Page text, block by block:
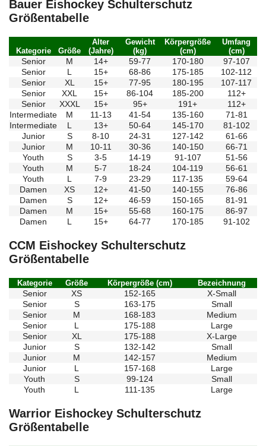
Bauer Eishockey Schulterschutz
Größentabelle
Kategorie Größe
Alter
(Jahre)
Gewicht
(kg)
Körpergröße
(cm)
Umfang
(cm)
Senior M 14+ 59-77 170-180
97-107
Senior
L 15+ 68-86 175-185
102-112
Senior
XL 15+ 77-95 180-195
107-117
Senior
XXL 15+ 86-104 185-200
112+
Senior
XXXL 15+ 95+ 191+
112+
Intermediate
M 11-13 41-54 135-160
71-81
Intermediate
L 13+ 50-64 145-170
81-102
Junior
S 8-10 24-31 127-142
61-66
Junior
M 10-11 30-36 140-150
66-71
Youth
S 3-5 14-19 91-107
51-56
Youth
M 5-7 18-24 104-119
56-61
Youth
L 7-9 23-29 117-135
59-64
Damen
XS 12+ 41-50 140-155
76-86
Damen
S 12+ 46-59 150-165
81-91
Damen
M 15+ 55-68 160-175
86-97
Damen
L 15+ 64-77 170-185 91-102
CCM Eishockey Schulterschutz
Größentabelle
Kategorie Größe Körpergröße (cm) Bezeichnung
Senior XS 152-165
X-Small
Senior
S 163-175
Small
Senior
M 168-183
Medium
Senior
L 175-188
Large
Senior
XL 175-188
X-Large
Junior
S 132-142
Small
Junior
M 142-157
Medium
Junior
L 157-168
Large
Youth
S 99-124
Small
Youth
L 111-135 Large
Warrior Eishockey Schulterschutz
Größentabelle